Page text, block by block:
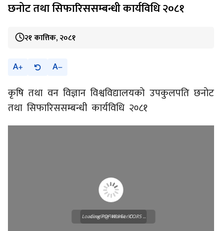
छनोट तथा सिफारिससम्बन्धी कार्यविधि २०८१
२१ कात्तिक, २०८१
A A
कृषि तथा वन विज्ञान विश्वविद्यालयको उपकुलपति छनोट
तथा सिफारिससम्बन्धी कार्यविधि २०८१
Loading WEBGL 3D ...
Loading PDF Worker CORS ...